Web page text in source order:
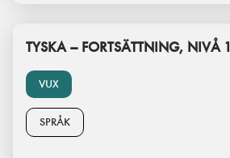
VUX
TYSKA – FORTSÄTTNING, NIVÅ 1
SPRÅK